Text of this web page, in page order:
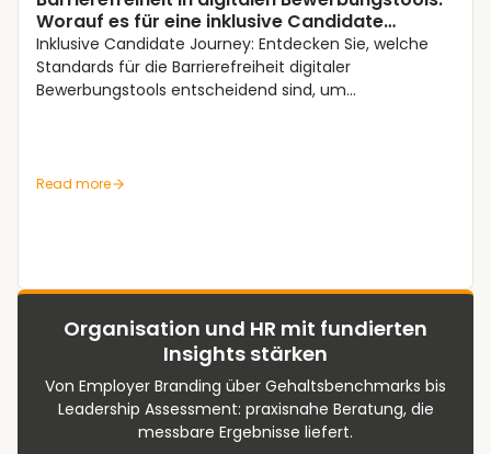
Worauf es für eine inklusive Candidate
Journey ankommt
Inklusive Candidate Journey: Entdecken Sie, welche
Standards für die Barrierefreiheit digitaler
Bewerbungstools entscheidend sind, um
Read more
Organisation und HR mit fundierten
Insights stärken
Von Employer Branding über Gehaltsbenchmarks bis
Leadership Assessment: praxisnahe Beratung, die
messbare Ergebnisse liefert.